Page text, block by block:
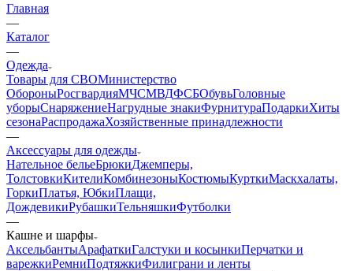
Главная
—
Каталог
—
Одежда
Товары для СВОМинистерство
ОбороныРосгвардияМЧСМВДФСБОбувьГоловные
уборыСнаряжениеНагрудные знакиФурнитураПодаркиХиты
сезонаРаспродажаХозяйственные принадлежности
—
Аксессуары для одежды
Нательное бельеБрюкиДжемперы,
ТолстовкиКителиКомбинезоныКостюмыКурткиМаскхалаты,
ГоркиПлатья, ЮбкиПлащи,
ДождевикиРубашкиТельняшкиФутболки
—
Кашне и шарфы
АксельбантыАрафаткиГалстуки и косынкиПерчатки и
варежкиРемниПодтяжкиФилиграни и ленты